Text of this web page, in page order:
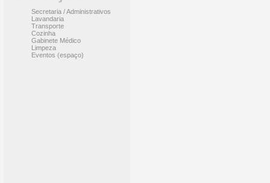
Secretaria / Administrativos
Lavandaria
Transporte
Cozinha
Gabinete Médico
Limpeza
Eventos (espaço)